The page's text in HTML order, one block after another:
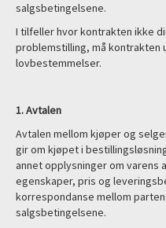
salgsbetingelsene.
I tilfeller hvor kontrakten ikke
problemstilling, må kontrakten
lovbestemmelser.
1. Avtalen
Avtalen mellom kjøper og
gir om kjøpet i
annet opplysninger om varens
egenskaper, pris og
korrespondanse mellom
salgsbetingelsene.